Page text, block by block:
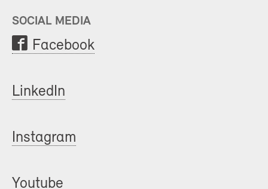
SOCIAL MEDIA
Facebook
LinkedIn
Instagram
Youtube